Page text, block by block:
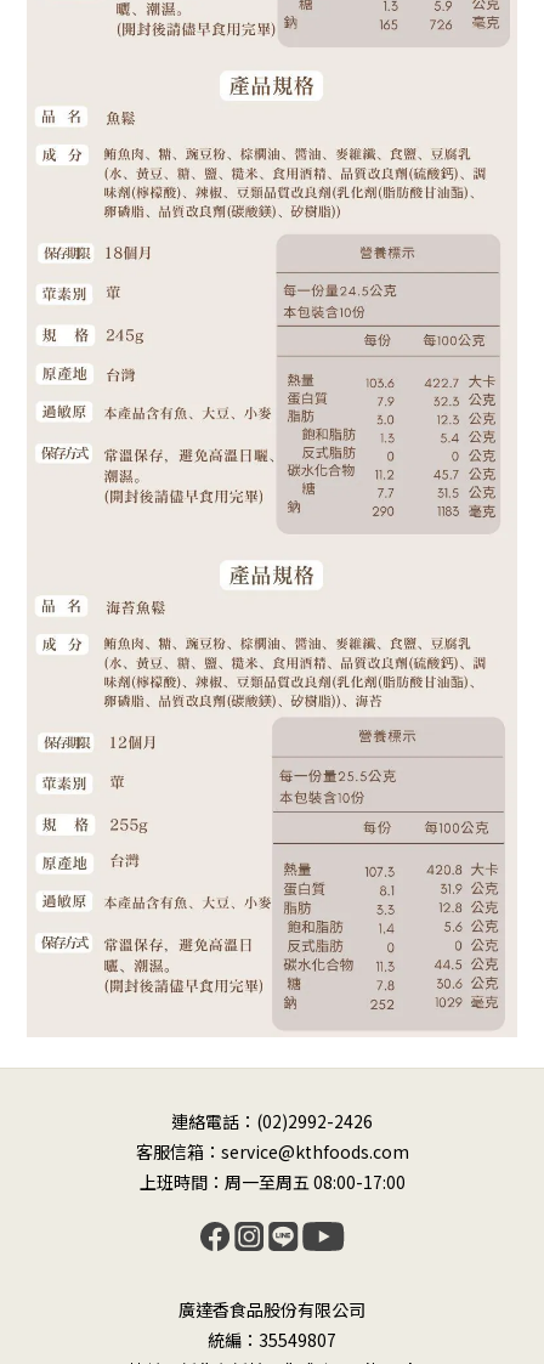
連絡電話：(02)2992-2426
客服信箱：service@kthfoods.com
上班時間：周一至周五 08:00-17:00
廣達香食品股份有限公司
統編：35549807